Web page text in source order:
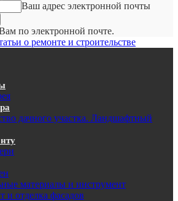
Ваш адрес электронной почты
по электронной почте.
о ремонте и строительстве
дачного участка. Ландшафтный
материалы и инструмент
и отделка фасадов